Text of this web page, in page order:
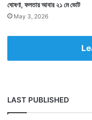
ঘোষণা, ফলতায় আবার ২১ মে ভোট
May 3, 2026
LAST PUBLISHED